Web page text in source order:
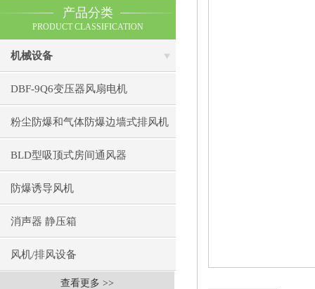
产品分类
PRODUCT CLASSIFICATION
机械设备
DBF-9Q6变压器风扇电机
粉尘防爆和气体防爆边墙式排风机
BLD型吸顶式房间通风器
防爆诱导风机
消声器 静压箱
风机/排风设备
查看更多 >>